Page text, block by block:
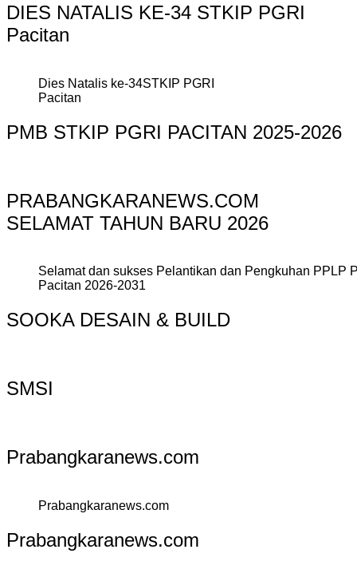
DIES NATALIS KE-34 STKIP PGRI
Pacitan
Dies Natalis ke-34STKIP PGRI
Pacitan
PMB STKIP PGRI PACITAN 2025-2026
PRABANGKARANEWS.COM
SELAMAT TAHUN BARU 2026
Selamat dan sukses Pelantikan dan Pengkuhan PPLP
Pacitan 2026-2031
SOOKA DESAIN & BUILD
SMSI
Prabangkaranews.com
Prabangkaranews.com
Prabangkaranews.com